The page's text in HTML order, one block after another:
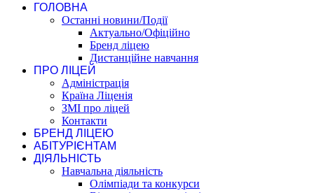
ГОЛОВНА
Останні новини/Події
Актуально/Офіційно
Бренд ліцею
Дистанційне навчання
ПРО ЛІЦЕЙ
Адміністрація
Країна Ліценія
ЗМІ про ліцей
Контакти
БРЕНД ЛІЦЕЮ
АБІТУРІЄНТАМ
ДІЯЛЬНІСТЬ
Навчальна діяльність
Олімпіади та конкурси